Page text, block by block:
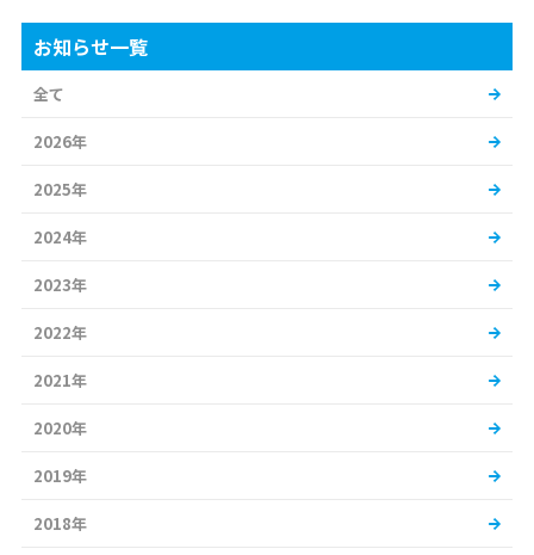
お知らせ一覧
全て
2026年
2025年
2024年
2023年
2022年
2021年
2020年
2019年
2018年